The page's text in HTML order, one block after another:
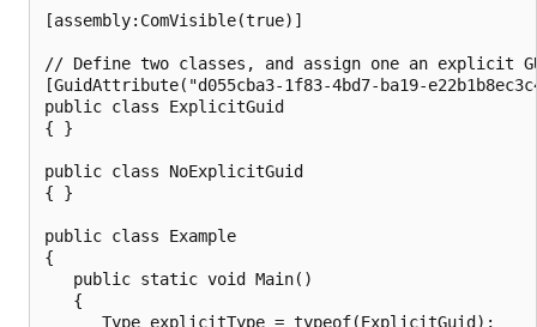
[assembly:ComVisible(true)]
// Define two classes, and assign one an explicit
[GuidAttribute("d055cba3-1f83-4bd7-ba19-
public class ExplicitGuid
{ }
public class NoExplicitGuid
{ }
public class Example
{
   public static void Main()
   {
      Type explicitType = typeof(ExplicitGuid);